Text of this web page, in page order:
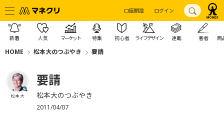
口座開設 ログイン
新着 人気 マーケット 特集 初心者 ライフデザイン 連載 著者 商
HOME 松本大のつぶやき 要請
松本 大
要請
松本大のつぶやき
2011/04/07